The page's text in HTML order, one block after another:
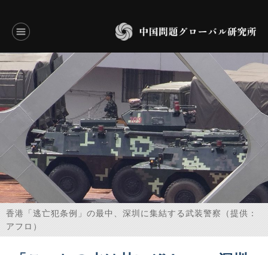
言語別アーカイブ
ENGLISH
JAPANESE
基本操作
トップページ
研究員
研究所概要
香港「逃亡犯条例」の最中、深圳に集結する武装警察（提供：
アフロ）